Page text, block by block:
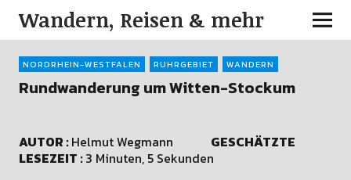
Wandern, Reisen & mehr
NORDRHEIN-WESTFALEN RUHRGEBIET WANDERN
Rundwanderung um Witten-Stockum
AUTOR :Helmut Wegmann GESCHÄTZTE
LESEZEIT :3 Minuten, 5 Sekunden